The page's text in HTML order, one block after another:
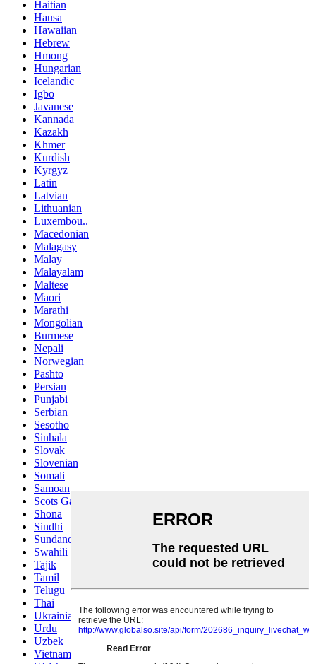
Haitian
Hausa
Hawaiian
Hebrew
Hmong
Hungarian
Icelandic
Igbo
Javanese
Kannada
Kazakh
Khmer
Kurdish
Kyrgyz
Latin
Latvian
Lithuanian
Luxembou..
Macedonian
Malagasy
Malay
Malayalam
Maltese
Maori
Marathi
Mongolian
Burmese
Nepali
Norwegian
Pashto
Persian
Punjabi
Serbian
Sesotho
Sinhala
Slovak
Slovenian
Somali
Samoan
Scots Gaelic
Shona
Sindhi
Sundanese
Swahili
Tajik
Tamil
Telugu
Thai
Ukrainian
Urdu
Uzbek
Vietnamese